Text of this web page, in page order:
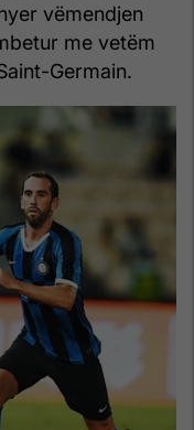
vëmendjen
me vetëm
Germain.